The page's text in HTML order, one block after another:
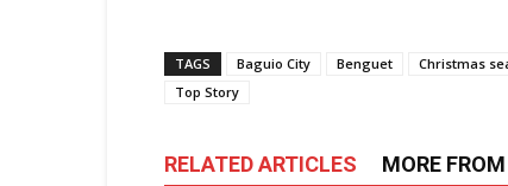
TAGS Baguio City Benguet Christmas
Top Story
RELATED ARTICLES MORE